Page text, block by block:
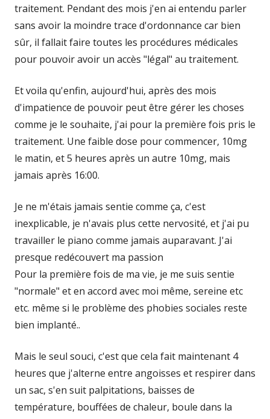
traitement. Pendant des mois j'en ai entendu parler
sans avoir la moindre trace d'ordonnance car bien
sûr, il fallait faire toutes les procédures médicales
pour pouvoir avoir un accès "légal" au traitement.
Et voila qu'enfin, aujourd'hui, après des mois
d'impatience de pouvoir peut être gérer les choses
comme je le souhaite, j'ai pour la première fois pris le
traitement. Une faible dose pour commencer, 10mg
le matin, et 5 heures après un autre 10mg, mais
jamais après 16:00.
Je ne m'étais jamais sentie comme ça, c'est
inexplicable, je n'avais plus cette nervosité, et j'ai pu
travailler le piano comme jamais auparavant. J'ai
presque redécouvert ma passion
Pour la première fois de ma vie, je me suis sentie
"normale" et en accord avec moi même, sereine etc
etc. même si le problème des phobies sociales reste
bien implanté..
Mais le seul souci, c'est que cela fait maintenant 4
heures que j'alterne entre angoisses et respirer dans
un sac, s'en suit palpitations, baisses de
température, bouffées de chaleur, boule dans la